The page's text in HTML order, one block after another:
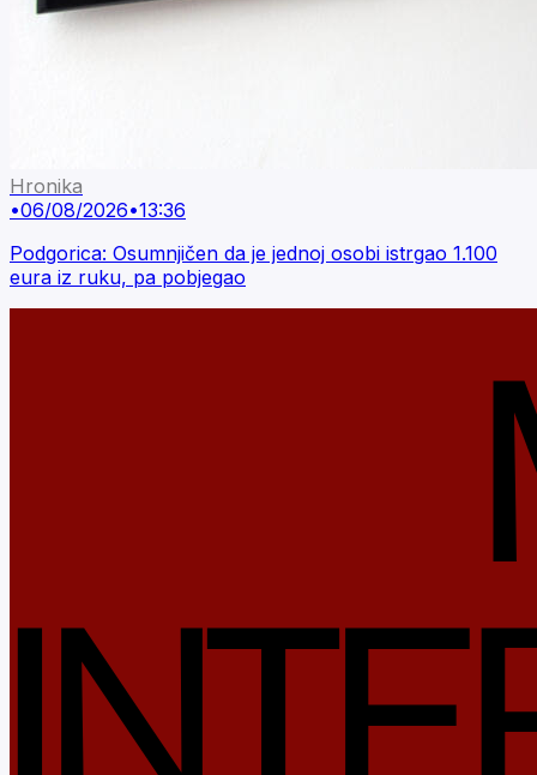
Hronika
•06/08/2026•13:36
Podgorica: Osumnjičen da je jednoj osobi istrgao 1.100
eura iz ruku, pa pobjegao